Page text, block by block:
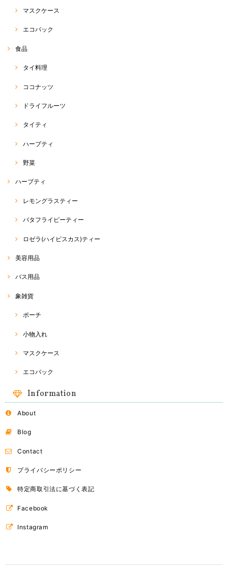
マスクケース
エコバック
食品
タイ料理
ココナッツ
ドライフルーツ
タイティ
ハーブティ
野菜
ハーブティ
レモングラスティー
バタフライピーティー
ロゼラ(ハイビスカス)ティー
美容用品
バス用品
象雑貨
ポーチ
小物入れ
マスクケース
エコバック
Information
About
Blog
Contact
プライバシーポリシー
特定商取引法に基づく表記
Facebook
Instagram